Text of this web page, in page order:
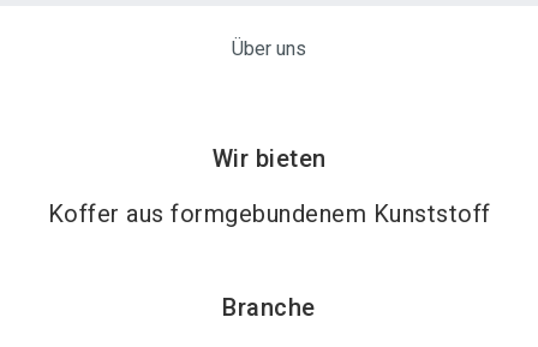
Über uns
Wir bieten
Koffer aus formgebundenem Kunststoff
Branche